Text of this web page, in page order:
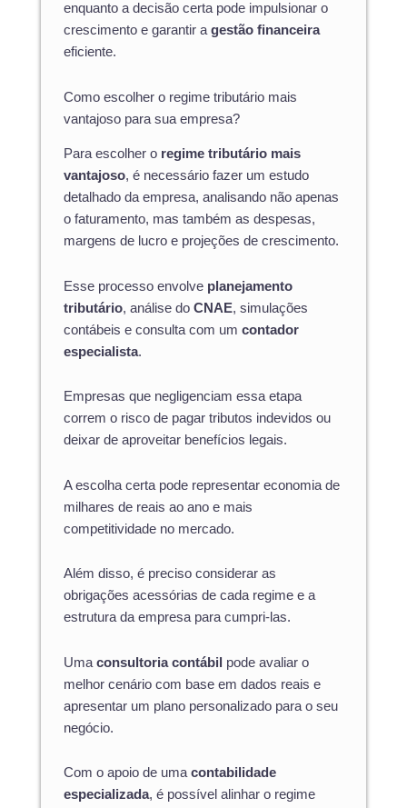
enquanto a decisão certa pode impulsionar o
crescimento e garantir agestão financeira
eficiente.
Como escolher o regime tributário mais
vantajoso para sua empresa?
Para escolher o regime tributário mais
vantajoso, é necessário fazer um estudo
detalhado da empresa, analisando não apenas
o faturamento, mas também as despesas,
margens de lucro e projeções de crescimento.
Esse processo envolve planejamento
tributário, análise do CNAE, simulações
contábeis e consulta com um contador
especialista.
Empresas que negligenciam essa etapa
correm o risco de pagar tributos indevidos ou
deixar de aproveitar benefícios legais.
A escolha certa pode representar economia de
milhares de reais ao ano e mais
competitividade no mercado.
Além disso, é preciso considerar as
obrigações acessórias de cada regime e a
estrutura da empresa para cumpri-las.
Uma consultoria contábil
pode avaliar o
melhor cenário com base em dados reais e
apresentar um plano personalizado para o seu
negócio.
Com o apoio de umacontabilidade
especializada, é possível alinhar o regime